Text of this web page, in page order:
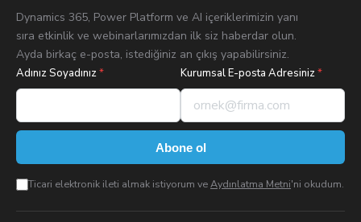
Dynamics 365, Power Platform ve AI içeriklerimizin yanı
sıra etkinlik ve webinarlarımızdan ilk siz haberdar olun.
Ayda birkaç e-posta, istediğiniz an çıkış yapabilirsiniz.
Adınız Soyadınız* Kurumsal E-posta Adresiniz*
Abone ol
Ticari elektronik ileti almak istiyorum veAydınlatma Metni'ni okudum.